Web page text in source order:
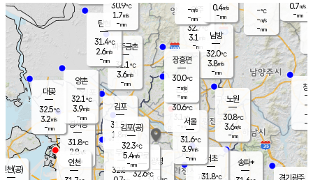
양주
32.7℃
3.1
-mm
과천
경기광주
경서동
31.8℃
2.8 m/s
-mm
파주금촌
31.1℃
3.6m/s
-mm
-℃
-m/s
-mm
대곶
32.5℃
3.2m/s
-mm
창
-
-m/
-
탄현
31.4℃
2.6m/s
-mm
0.7m/s
-mm
김포
31.5℃
1.8 m/s
mm
광명
부천
32.8℃
양촌
32.1℃
3.9m/s
-mm
구로
32.6℃
은평
30.6℃
3.1 m/s
- mm
노원
30.8℃
3.6m/s
-mm
송파*
서초
31.8℃
남방
32.0℃
3.8m/s
-mm
장흥면
30.0℃
-m/s
-mm
-m/s
-mm
인천(공)
김포(공)
32.3℃
5.4m/s
-mm
인천
서울
31.6℃
3.9m/s
-mm
30.9℃
1.7m/s
-mm
0.4m/s
-mm